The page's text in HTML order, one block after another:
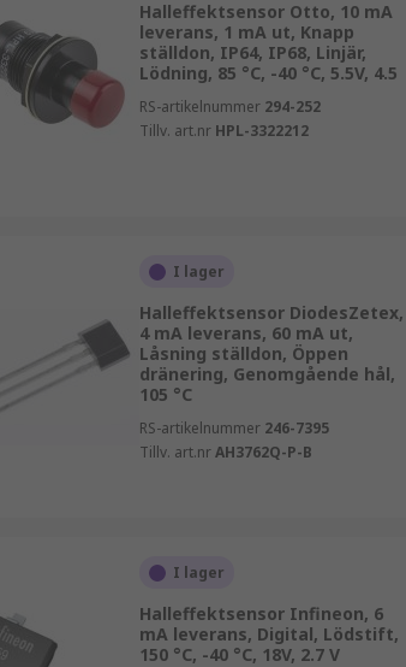
Halleffektsensor Otto, 10 mA
leverans, 1 mA ut, Knapp
ställdon, IP64, IP68, Linjär,
Lödning, 85 °C, -40 °C, 5.5V, 4.5
RS-artikelnummer 294-252
Tillv. art.nr HPL-3322212
I lager
Halleffektsensor DiodesZetex,
4 mA leverans, 60 mA ut,
Låsning ställdon, Öppen
dränering, Genomgående hål,
105 °C
RS-artikelnummer 246-7395
Tillv. art.nrAH3762Q-P-B
I lager
Halleffektsensor Infineon, 6
mA leverans, Digital, Lödstift,
150 °C, -40 °C, 18V, 2.7 V